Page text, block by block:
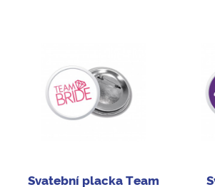
Svatební placka Team